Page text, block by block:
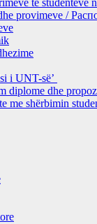
provimeve /
i UNT-së’
diplome dhe
me shërbimin